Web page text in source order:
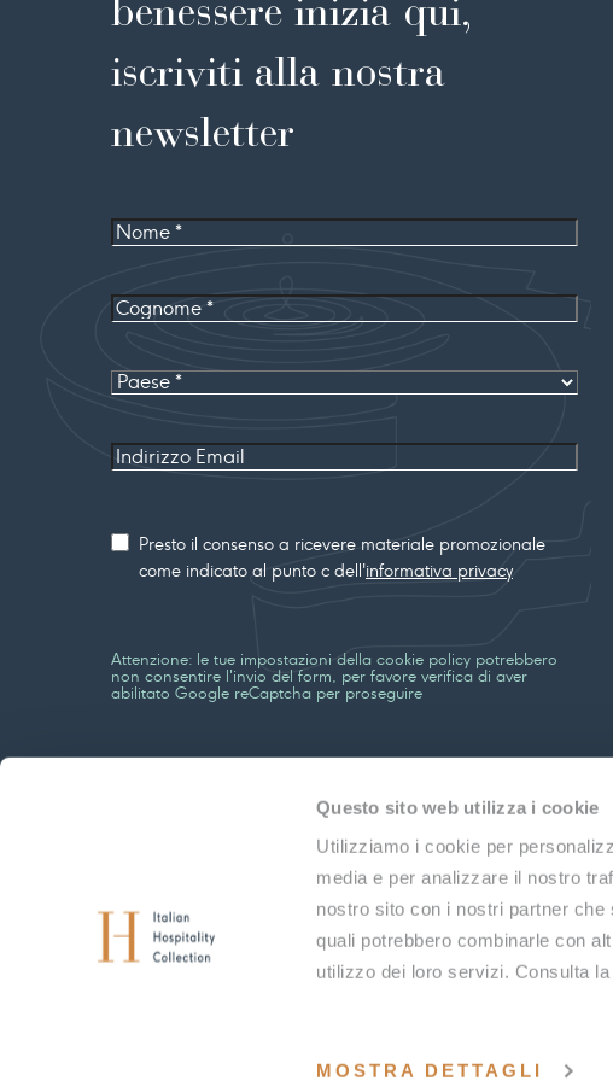
Questo sito web utilizza i cookie
Utilizziamo i cookie per
media e per analizzare il nostro
nostro sito con i nostri partner
quali potrebbero combinarle con
utilizzo dei loro servizi. Consulta
MOSTRA DETTAGLI
benessere inizia qui,
iscriviti alla nostra
newsletter
Nome
Cognome
Paese
Indirizzo
marketing
Presto il consenso a ricevere materiale promozionale
come indicato al punto c dell'informativa privacy
Attenzione: le tue impostazioni della cookie policy potrebbero
non consentire l'invio del form, per favore verifica di aver
abilitato Google reCaptcha per proseguire